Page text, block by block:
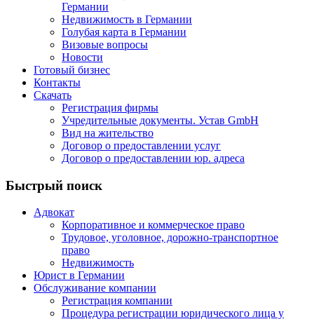
Германии
Недвижимость в Германии
Голубая карта в Германии
Визовые вопросы
Новости
Готовый бизнес
Контакты
Скачать
Регистрация фирмы
Учредительные документы. Устав GmbH
Вид на жительство
Договор о предоставлении услуг
Договор о предоставлении юр. адреса
Быстрый поиск
Адвокат
Корпоративное и коммерческое право
Трудовое, уголовное, дорожно-транспортное
право
Недвижимость
Юрист в Германии
Обслуживание компании
Регистрация компании
Процедура регистрации юридического лица у